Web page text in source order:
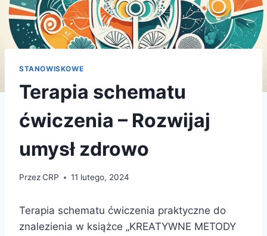
STANOWISKOWE
Terapia schematu
ćwiczenia – Rozwijaj
umysł zdrowo
PrzezCRP 11 lutego, 2024
Terapia schematu ćwiczenia praktyczne do
znalezienia w książce „KREATYWNE METODY